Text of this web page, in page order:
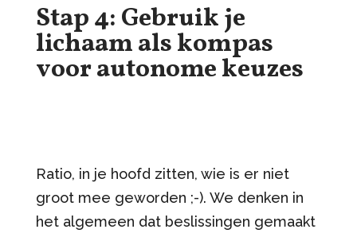
Stap 4: Gebruik je
lichaam als kompas
voor autonome keuzes
Ratio, in je hoofd zitten, wie is er niet
groot mee geworden ;-). We denken in
het algemeen dat beslissingen gemaakt